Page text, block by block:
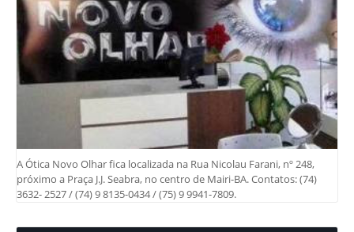
A Ótica Novo Olhar fica localizada na Rua Nicolau Farani, nº 248,
próximo a Praça J.J. Seabra, no centro de Mairi-BA. Contatos: (74)
3632- 2527 / (74) 9 8135-0434 / (75) 9 9941-7809.